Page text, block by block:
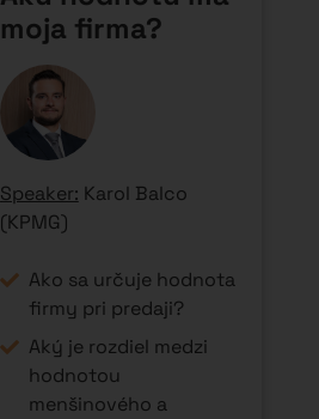
moja firma?
Speaker: Karol Balco
(KPMG)
Ako sa určuje hodnota
firmy pri predaji?
Aký je rozdiel medzi
hodnotou
menšinového a